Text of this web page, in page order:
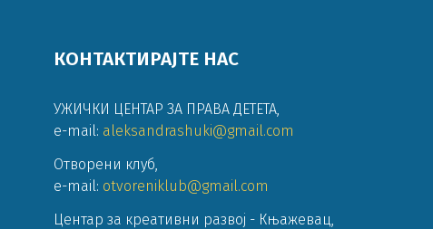
КОНТАКТИРАЈТЕ НАС
УЖИЧКИ ЦЕНТАР ЗА ПРАВА ДЕТЕТА,
e-mail: aleksandrashuki@gmail.com
Отворени клуб
e-mail: otvoreniklub@gmail.com
Центар за креативни развој - Књажевац